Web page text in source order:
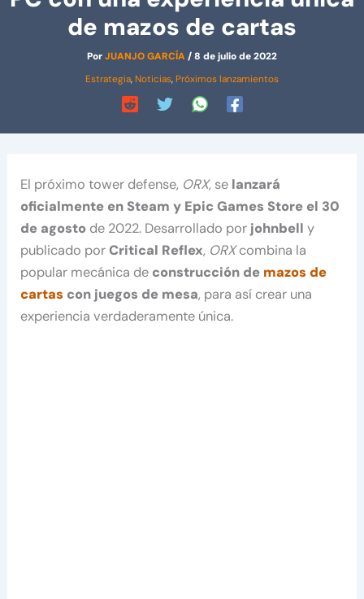
de mazos de cartas
PorJUANJO GARCÍA/8 de julio de 2022
Estrategia, Noticias, Próximos lanzamientos
El próximo tower defense, ORX, se lanzará
oficialmente en Steam y Epic Games Store el 30
de agosto de 2022. Desarrollado por johnbell y
publicado porCritical Reflex, ORXcombina la
popular mecánica de construcción de mazos de
cartas con juegos de mesa, para así crear una
experiencia verdaderamente única.